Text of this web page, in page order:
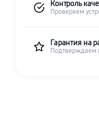
Контроль
Проверяем
Гарантия на
Подтверждаем